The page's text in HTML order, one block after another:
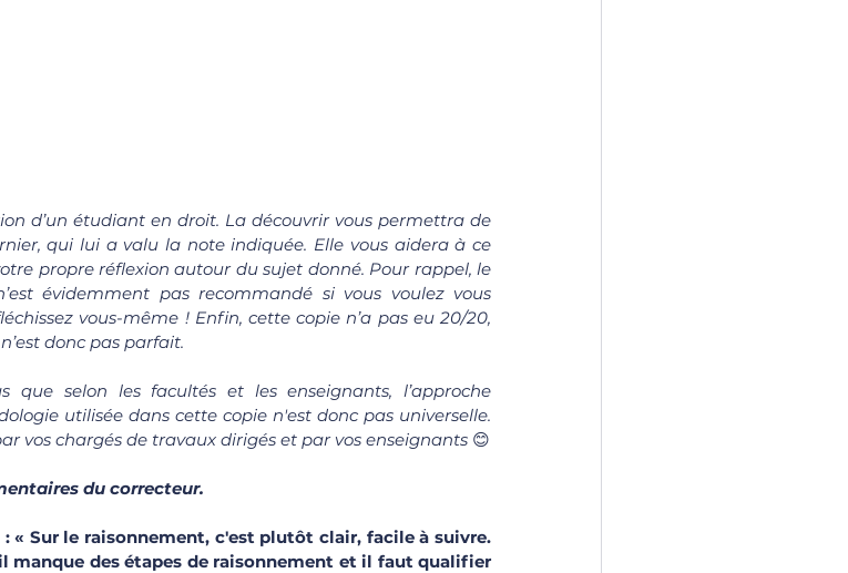
d’un étudiant en droit. La découvrir vous permettra de
qui lui a valu la note indiquée. Elle vous aidera à ce
propre réflexion autour du sujet donné. Pour rappel, le
évidemment pas recommandé si vous voulez vous
vous-même ! Enfin, cette copie n’a pas eu 20/20,
donc pas parfait.
que selon les facultés et les enseignants, l’approche
utilisée dans cette copie n'est donc pas universelle.
vos chargés de travaux dirigés et par vos enseignants 😊
du correcteur.
« Sur le raisonnement, c'est plutôt clair, facile à suivre.
manque des étapes de raisonnement et il faut qualifier